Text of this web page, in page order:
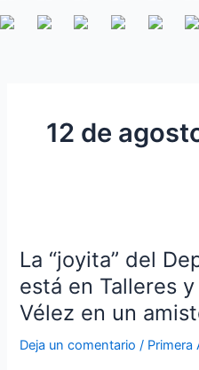
12 de
La “joyita” del
está en Talleres
Vélez en un
Deja un comentario / Primera
del
Deportivo
Norte
que
está